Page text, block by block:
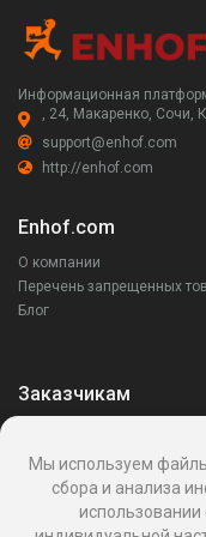
Информационная
, 24, Макаренко, Сочи,
support@enhof.com
http://enhof.com
Enhof.com
О компании
Перечень запрещенных
Блог
Заказчикам
Написать поставщику
Мы используем
сбора и анализа
использовании